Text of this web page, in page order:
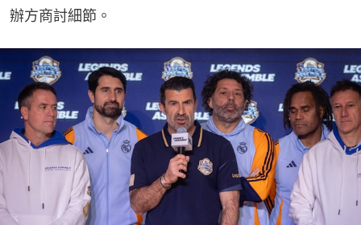
辦方商討細節。